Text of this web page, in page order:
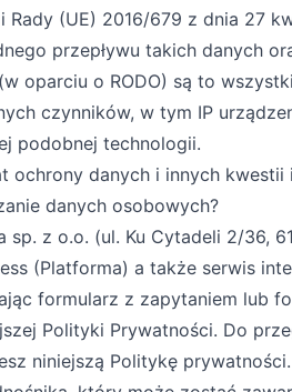
Rady (UE) 2016/679 z dnia 27
przepływu takich danych
oparciu o RODO) są to
czynników, w tym IP
podobnej technologii.
ochrony danych i innych
danych osobowych?
z o.o. (ul. Ku Cytadeli 2/36,
(Platforma) a także serwis
formularz z zapytaniem lub
Polityki Prywatności. Do
niniejszą Politykę